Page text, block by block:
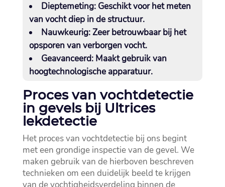
Dieptemeting:Geschikt voor het meten
van vocht diep in de structuur.​
Nauwkeurig:Zeer betrouwbaar bij het
opsporen van verborgen vocht.​
Geavanceerd:Maakt gebruik van
hoogtechnologische apparatuur.​
Proces van vochtdetectie
in gevels bij Ultrices
lekdetectie
Het proces van vochtdetectie bij ons begint
met een grondige inspectie van de gevel.​ We
maken gebruik van de hierboven beschreven
technieken om een duidelijk beeld te krijgen